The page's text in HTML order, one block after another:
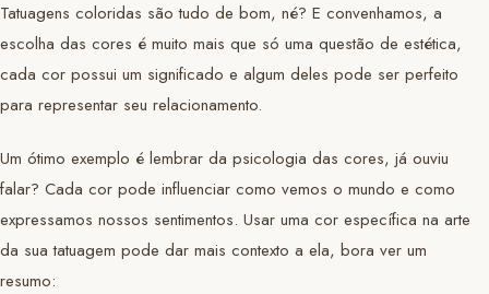
Tatuagens coloridas são tudo de bom, né? E convenhamos, a
escolha das cores é muito mais que só uma questão de estética,
cada cor possui um significado e algum deles pode ser perfeito
para representar seu relacionamento.
Um ótimo exemplo é lembrar da psicologia das cores, já ouviu
falar? Cada cor pode influenciar como vemos o mundo e como
expressamos nossos sentimentos. Usar uma cor específica na arte
da sua tatuagem pode dar mais contexto a ela, bora ver um
resumo: